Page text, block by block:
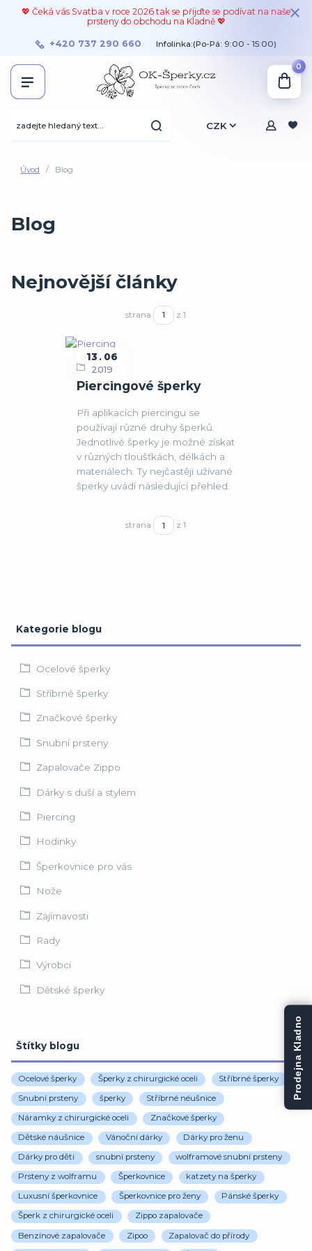
💖 Čeká vás Svatba v roce 2026 tak se přijďte se podívat na naše
prsteny do obchodu na Kladně 💖
CZK
+420 737 290 660 Infolinka:(Po-Pá: 9:00 - 15:00)
0
Úvod Blog
Kategorie blogu
Ocelové šperky
Stříbrné šperky
Značkové šperky
Snubní prsteny
Zapalovače Zippo
Dárky s duší a stylem
Piercing
Hodinky
Šperkovnice pro vás
Nože
Zajímavosti
Rady
Výrobci
Dětské šperky
Štítky blogu
Ocelové šperky Šperky z chirurgické oceli Stříbrné šperky
Snubní prsteny šperky Stříbrné néušnice
Náramky z chirurgické oceli Značkové šperky
Dětské náušnice Vánoční dárky Dárky pro ženu
Dárky pro děti snubní prsteny wolframové snubní prsteny
Prsteny z wolframu Šperkovnice katzety na šperky
Luxusní šperkovnice Šperkovnice pro ženy Pánské šperky
Šperk z chirurgické oceli Zippo zapalovače
Benzínové zapalovače Zipoo Zapalovač do přírody
Blog
Nejnovější články
strana z 1
Piercingové šperky
13
06
2019
Piercing
Při aplikacích piercingu se
používají různé druhy šperků.
Jednotlivé šperky je možné získat
v různých tloušťkách, délkách a
materiálech. Ty nejčastěji užívané
šperky uvádí následující přehled.
strana z 1
Prodejna Kladno